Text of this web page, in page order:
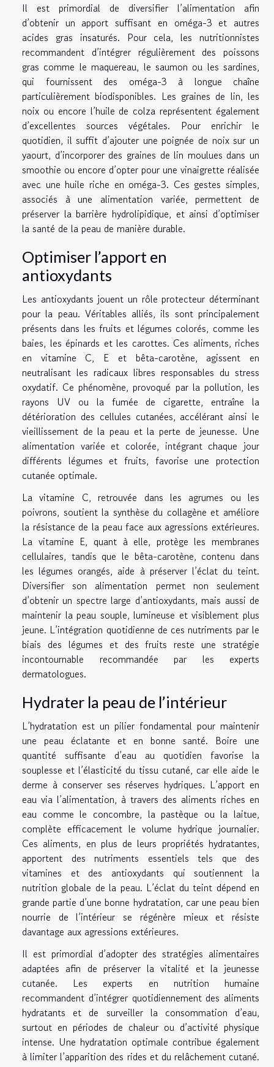
Il est primordial de diversifier l’alimentation afin
d’obtenir un apport suffisant en oméga-3 et autres
acides gras insaturés. Pour cela, les nutritionnistes
recommandent d’intégrer régulièrement des poissons
gras comme le maquereau, le saumon ou les sardines,
qui fournissent des oméga-3 à longue chaîne
particulièrement biodisponibles. Les graines de lin, les
noix ou encore l’huile de colza représentent également
d’excellentes sources végétales. Pour enrichir le
quotidien, il suffit d’ajouter une poignée de noix sur un
yaourt, d’incorporer des graines de lin moulues dans un
smoothie ou encore d’opter pour une vinaigrette réalisée
avec une huile riche en oméga-3. Ces gestes simples,
associés à une alimentation variée, permettent de
préserver la barrière hydrolipidique, et ainsi d’optimiser
la santé de la peau de manière durable.
Optimiser l’apport en
antioxydants
Les antioxydants jouent un rôle protecteur déterminant
pour la peau. Véritables alliés, ils sont principalement
présents dans les fruits et légumes colorés, comme les
baies, les épinards et les carottes. Ces aliments, riches
en vitamine C, E et bêta-carotène, agissent en
neutralisant les radicaux libres responsables du stress
oxydatif. Ce phénomène, provoqué par la pollution, les
rayons UV ou la fumée de cigarette, entraîne la
détérioration des cellules cutanées, accélérant ainsi le
vieillissement de la peau et la perte de jeunesse. Une
alimentation variée et colorée, intégrant chaque jour
différents légumes et fruits, favorise une protection
cutanée optimale.
La vitamine C, retrouvée dans les agrumes ou les
poivrons, soutient la synthèse du collagène et améliore
la résistance de la peau face aux agressions extérieures.
La vitamine E, quant à elle, protège les membranes
cellulaires, tandis que le bêta-carotène, contenu dans
les légumes orangés, aide à préserver l’éclat du teint.
Diversifier son alimentation permet non seulement
d’obtenir un spectre large d’antioxydants, mais aussi de
maintenir la peau souple, lumineuse et visiblement plus
jeune. L’intégration quotidienne de ces nutriments par le
biais des légumes et des fruits reste une stratégie
incontournable recommandée par les experts
dermatologues.
Hydrater la peau de l’intérieur
L’hydratation est un pilier fondamental pour maintenir
une peau éclatante et en bonne santé. Boire une
quantité suffisante d’eau au quotidien favorise la
souplesse et l’élasticité du tissu cutané, car elle aide le
derme à conserver ses réserves hydriques. L’apport en
eau via l’alimentation, à travers des aliments riches en
eau comme le concombre, la pastèque ou la laitue,
complète efficacement le volume hydrique journalier.
Ces aliments, en plus de leurs propriétés hydratantes,
apportent des nutriments essentiels tels que des
vitamines et des antioxydants qui soutiennent la
nutrition globale de la peau. L’éclat du teint dépend en
grande partie d’une bonne hydratation, car une peau bien
nourrie de l’intérieur se régénère mieux et résiste
davantage aux agressions extérieures.
Il est primordial d’adopter des stratégies alimentaires
adaptées afin de préserver la vitalité et la jeunesse
cutanée. Les experts en nutrition humaine
recommandent d’intégrer quotidiennement des aliments
hydratants et de surveiller la consommation d’eau,
surtout en périodes de chaleur ou d’activité physique
intense. Une hydratation optimale contribue également
à limiter l’apparition des rides et du relâchement cutané.